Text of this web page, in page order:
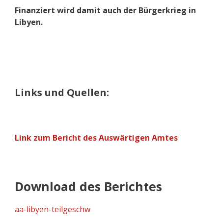
Finanziert wird damit auch der Bürgerkrieg in
Libyen.
Links und Quellen:
Link zum Bericht des Auswärtigen Amtes
Download des Berichtes
aa-libyen-teilgeschw